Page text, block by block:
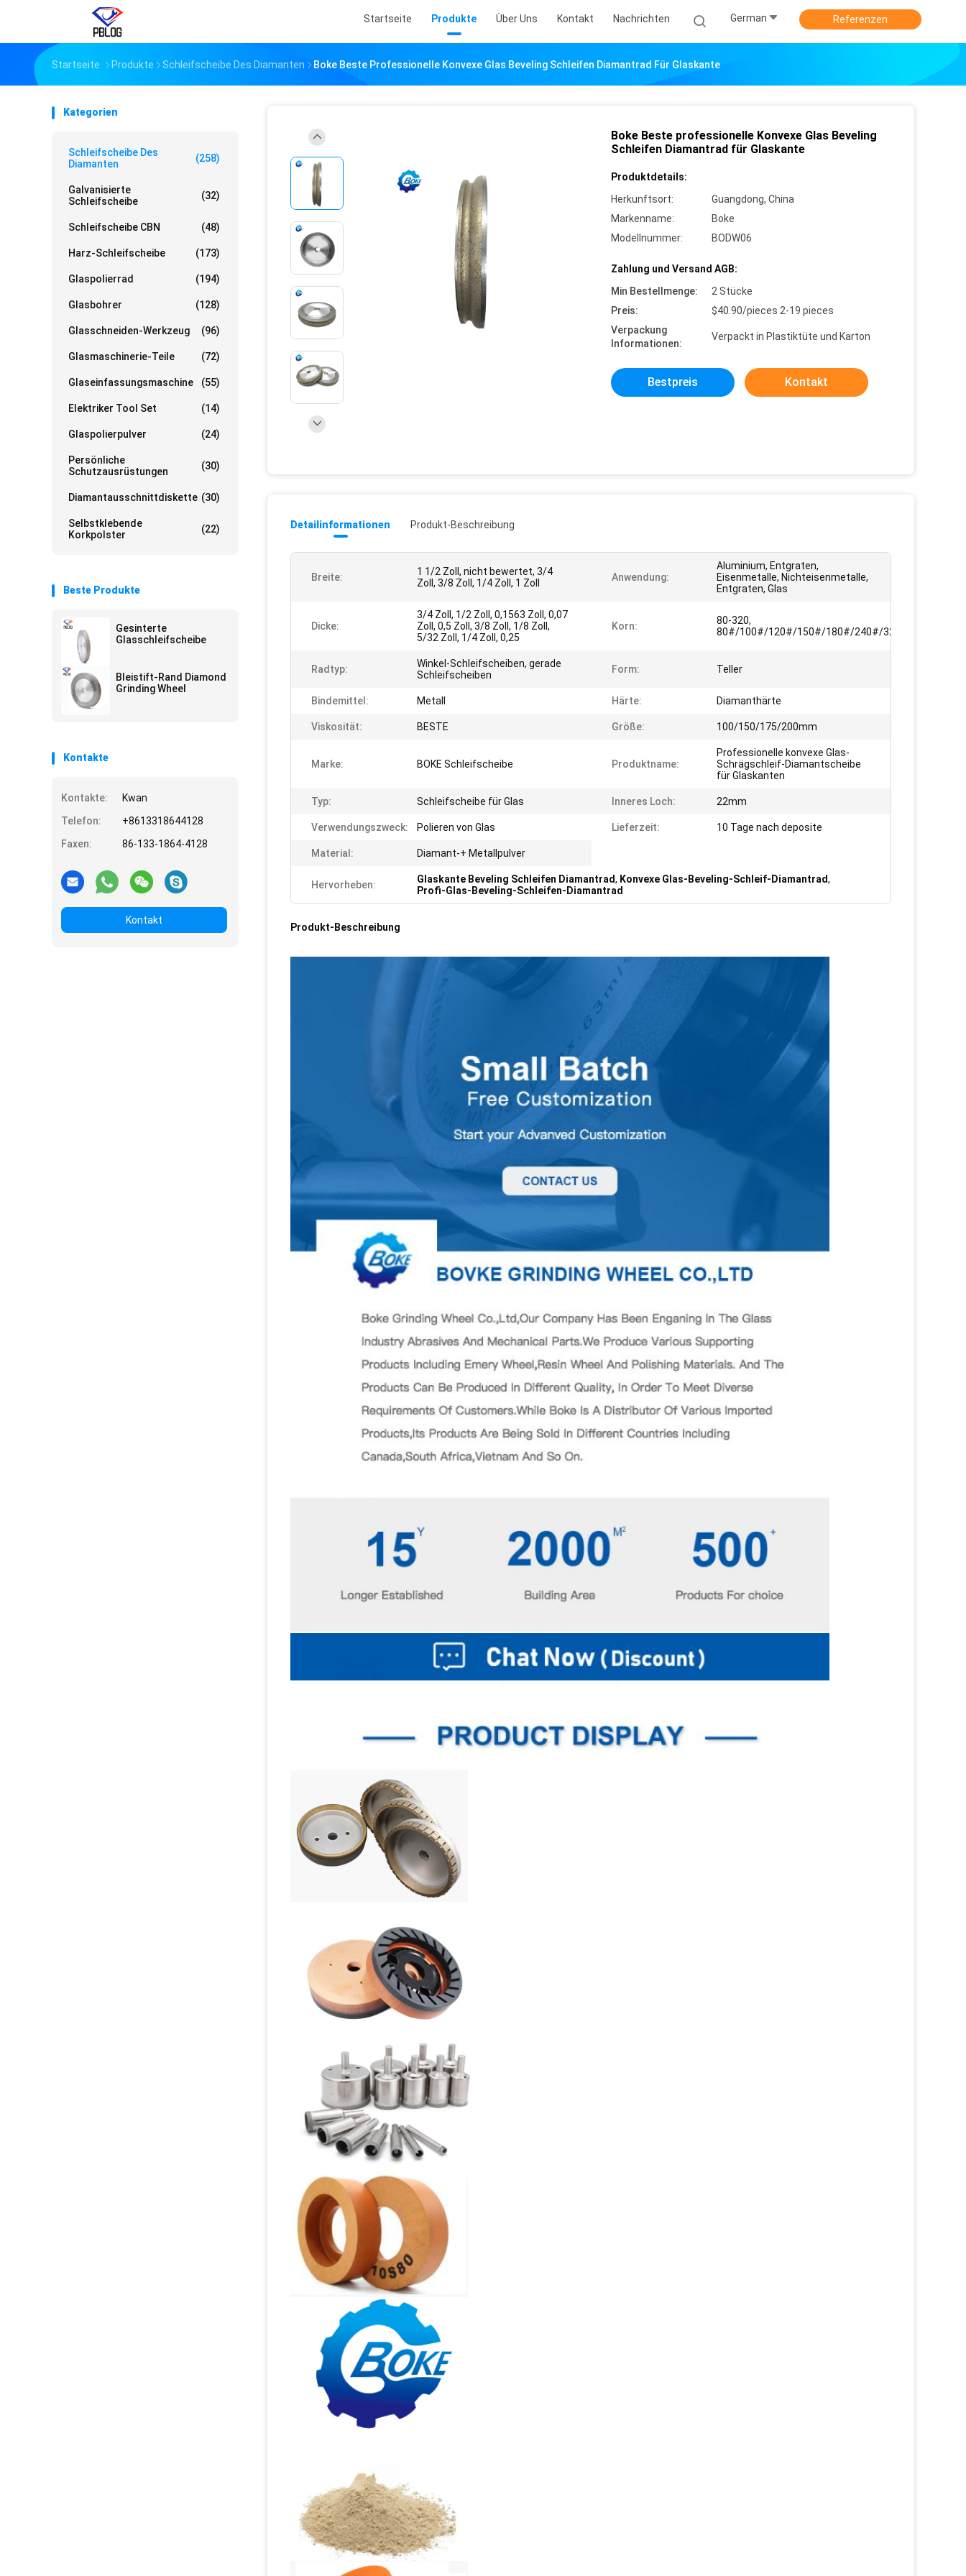
Startseite Produkte Über Uns Kontakt Nachrichten German Referenzen
Startseite Produkte Schleifscheibe Des Diamanten Boke Beste Professionelle Konvexe Glas Beveling Schleifen Diamantrad Für Glaskante
Kategorien
Schleifscheibe Des
Diamanten
(258)
Galvanisierte
Schleifscheibe
(32)
Schleifscheibe CBN (48)
Harz-Schleifscheibe (173)
Glaspolierrad (194)
Glasbohrer (128)
Glasschneiden-Werkzeug (96)
Glasmaschinerie-Teile (72)
Glaseinfassungsmaschine (55)
Elektriker Tool Set (14)
Glaspolierpulver (24)
Persönliche
Schutzausrüstungen
(30)
Diamantausschnittdiskette (30)
Selbstklebende
Korkpolster
(22)
Beste Produkte
Gesinterte
Glasschleifscheibe
Bleistift-Rand Diamond
Grinding Wheel
Kontakte
Kontakte:
Kwan
Telefon:
+8613318644128
Faxen:
86-133-1864-4128
Kontakt
Boke Beste professionelle Konvexe Glas Beveling
Schleifen Diamantrad für Glaskante
Produktdetails:
Herkunftsort:
Guangdong, China
Markenname:
Boke
Modellnummer:
BODW06
Zahlung und Versand AGB:
Min Bestellmenge:
2 Stücke
Preis:
$40.90/pieces 2-19 pieces
Verpackung
Informationen:
Verpackt in Plastiktüte und Karton
Bestpreis Kontakt
Detailinformationen Produkt-Beschreibung
Breite:
1 1/2 Zoll, nicht bewertet, 3/4
Zoll, 3/8 Zoll, 1/4 Zoll, 1 Zoll
Anwendung:
Aluminium, Entgraten,
Eisenmetalle, Nichteisenmetalle,
Entgraten, Glas
Dicke:
3/4 Zoll, 1/2 Zoll, 0,1563 Zoll, 0,07
Zoll, 0,5 Zoll, 3/8 Zoll, 1/8 Zoll,
5/32 Zoll, 1/4 Zoll, 0,25
Korn:
80-320,
80#/100#/120#/150#/180#/240#/320#
Radtyp:
Winkel-Schleifscheiben, gerade
Schleifscheiben
Form: Teller
Bindemittel: Metall Härte: Diamanthärte
Viskosität: BESTE Größe: 100/150/175/200mm
Marke: BOKE Schleifscheibe Produktname:
Professionelle konvexe Glas-
Schrägschleif-Diamantscheibe
für Glaskanten
Typ: Schleifscheibe für Glas Inneres Loch: 22mm
Verwendungszweck: Polieren von Glas Lieferzeit: 10 Tage nach deposite
Material: Diamant-+ Metallpulver
Hervorheben: Glaskante Beveling Schleifen Diamantrad, Konvexe Glas-Beveling-Schleif-Diamantrad,
Profi-Glas-Beveling-Schleifen-Diamantrad
Produkt-Beschreibung